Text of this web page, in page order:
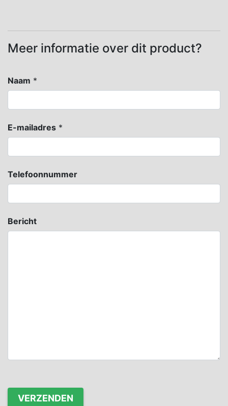
Meer informatie over dit product?
Naam *
E-mailadres *
Telefoonnummer
Bericht